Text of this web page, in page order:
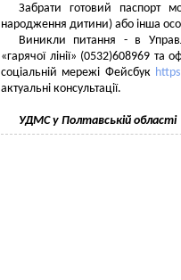
Забрати готовий паспорт
народження дитини) або інша
Виникли питання - в
«гарячої лінії» (0532)608969 та
соціальній мережі Фейсбук
актуальні консультації.
УДМС у Полтавській області